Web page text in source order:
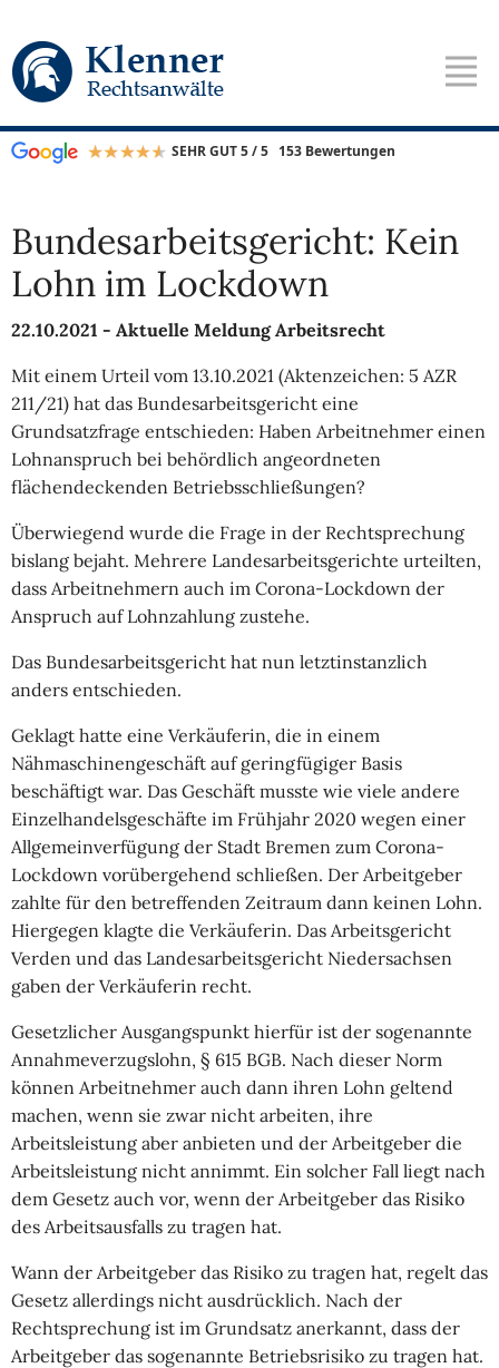
SEHR GUT 5 / 5 153 Bewertungen
Bundesarbeitsgericht: Kein
Lohn im Lockdown
22.10.2021 - Aktuelle Meldung Arbeitsrecht
Mit einem Urteil vom 13.10.2021 (Aktenzeichen: 5 AZR
211/21) hat das Bundesarbeitsgericht eine
Grundsatzfrage entschieden: Haben Arbeitnehmer einen
Lohnanspruch bei behördlich angeordneten
flächendeckenden Betriebsschließungen?
Überwiegend wurde die Frage in der Rechtsprechung
bislang bejaht. Mehrere Landesarbeitsgerichte urteilten,
dass Arbeitnehmern auch im Corona-Lockdown der
Anspruch auf Lohnzahlung zustehe.
Das Bundesarbeitsgericht hat nun letztinstanzlich
anders entschieden.
Geklagt hatte eine Verkäuferin, die in einem
Nähmaschinengeschäft auf geringfügiger Basis
beschäftigt war. Das Geschäft musste wie viele andere
Einzelhandelsgeschäfte im Frühjahr 2020 wegen einer
Allgemeinverfügung der Stadt Bremen zum Corona-
Lockdown vorübergehend schließen. Der Arbeitgeber
zahlte für den betreffenden Zeitraum dann keinen Lohn.
Hiergegen klagte die Verkäuferin. Das Arbeitsgericht
Verden und das Landesarbeitsgericht Niedersachsen
gaben der Verkäuferin recht.
Gesetzlicher Ausgangspunkt hierfür ist der sogenannte
Annahmeverzugslohn, § 615 BGB. Nach dieser Norm
können Arbeitnehmer auch dann ihren Lohn geltend
machen, wenn sie zwar nicht arbeiten, ihre
Arbeitsleistung aber anbieten und der Arbeitgeber die
Arbeitsleistung nicht annimmt. Ein solcher Fall liegt nach
dem Gesetz auch vor, wenn der Arbeitgeber das Risiko
des Arbeitsausfalls zu tragen hat.
Wann der Arbeitgeber das Risiko zu tragen hat, regelt das
Gesetz allerdings nicht ausdrücklich. Nach der
Rechtsprechung ist im Grundsatz anerkannt, dass der
Arbeitgeber das sogenannte Betriebsrisiko zu tragen hat.